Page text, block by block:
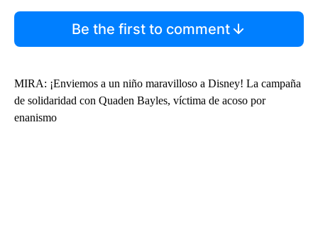
Be the first to comment
MIRA: ¡Enviemos a un niño maravilloso a Disney! La campaña
de solidaridad con Quaden Bayles, víctima de acoso por
enanismo